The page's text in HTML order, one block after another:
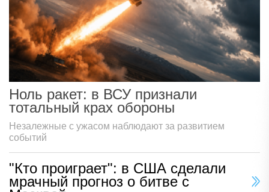
Ноль ракет: в ВСУ признали
тотальный крах обороны
Незалежные с ужасом наблюдают за развитием
событий
"Кто проиграет": в США сделали
мрачный прогноз о битве с